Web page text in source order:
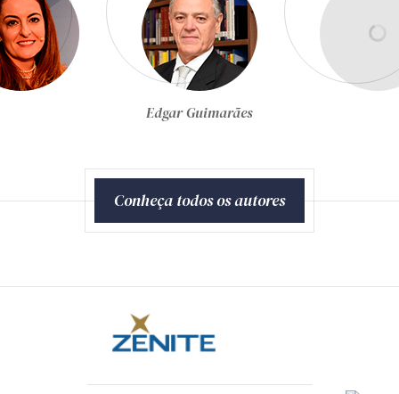
Edgar Guimarães
Conheça todos os autores